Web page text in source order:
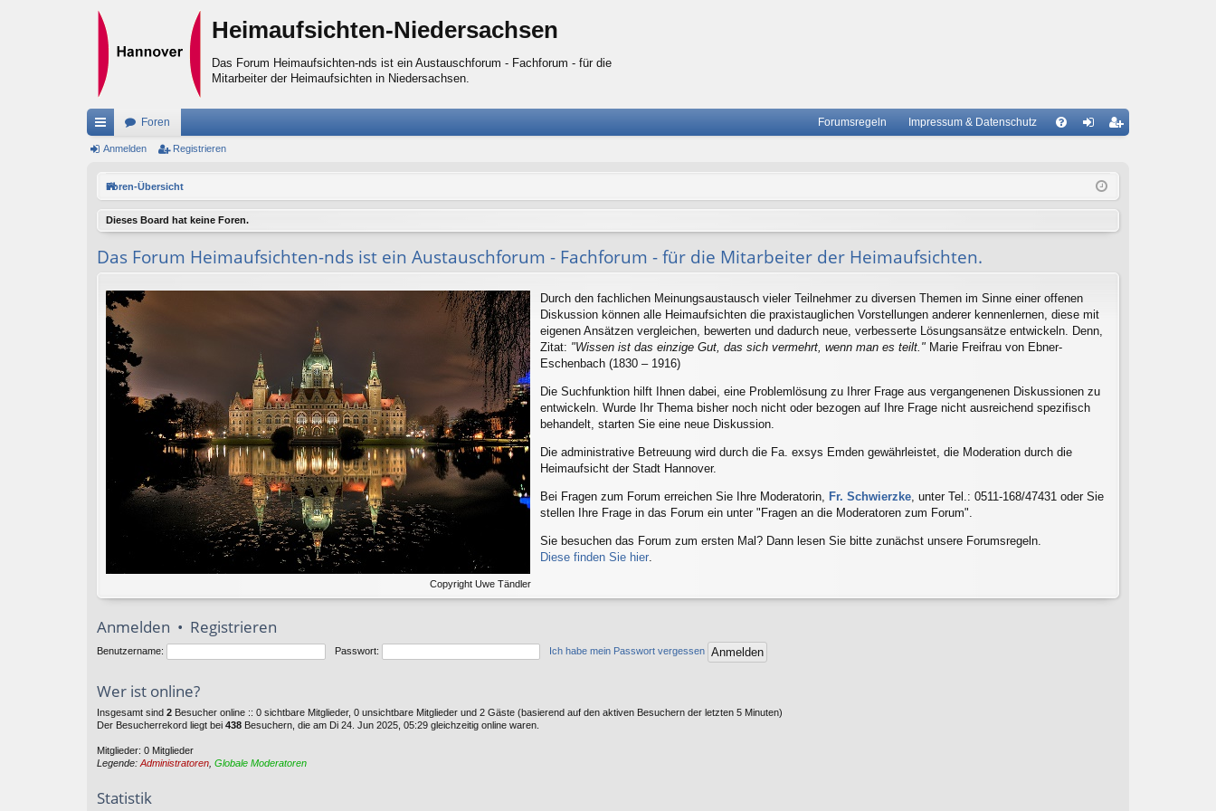
Heimaufsichten-Niedersachsen
Das Forum Heimaufsichten-nds ist ein Austauschforum - Fachforum - für die
Mitarbeiter der Heimaufsichten in Niedersachsen.
S
ch
llz
ug
riff
Foren Forumsregeln Impressum & Datenschutz
el
de
ist
rie
re
Anmelden Registrieren
Foren-Übersicht
Dieses Board hat keine Foren.
Das Forum Heimaufsichten-nds ist ein Austauschforum - Fachforum - für die Mitarbeiter der Heimaufsichten.
Copyright Uwe Tändler
Durch den fachlichen Meinungsaustausch vieler Teilnehmer zu diversen Themen im Sinne einer offenen
Diskussion können alle Heimaufsichten die praxistauglichen Vorstellungen anderer kennenlernen, diese mit
eigenen Ansätzen vergleichen, bewerten und dadurch neue, verbesserte Lösungsansätze entwickeln. Denn,
Zitat: "Wissen ist das einzige Gut, das sich vermehrt, wenn man es teilt." Marie Freifrau von Ebner-
Eschenbach (1830 – 1916)
Die Suchfunktion hilft Ihnen dabei, eine Problemlösung zu Ihrer Frage aus vergangenenen Diskussionen zu
entwickeln. Wurde Ihr Thema bisher noch nicht oder bezogen auf Ihre Frage nicht ausreichend spezifisch
behandelt, starten Sie eine neue Diskussion.
Die administrative Betreuung wird durch die Fa. exsys Emden gewährleistet, die Moderation durch die
Heimaufsicht der Stadt Hannover.
Bei Fragen zum Forum erreichen Sie Ihre Moderatorin, Fr. Schwierzke , unter Tel.: 0511-168/47431 oder Sie
stellen Ihre Frage in das Forum ein unter "Fragen an die Moderatoren zum Forum".
Sie besuchen das Forum zum ersten Mal? Dann lesen Sie bitte zunächst unsere Forumsregeln.
Diese finden Sie hier
Anmelden • Registrieren
Benutzername: Passwort: Ich habe mein Passwort vergessen
Wer ist online?
Insgesamt sind 2 Besucher online :: 0 sichtbare Mitglieder, 0 unsichtbare Mitglieder und 2 Gäste (basierend auf den aktiven Besuchern der letzten 5 Minuten)
Der Besucherrekord liegt bei 438 Besuchern, die am Di 24. Jun 2025, 05:29 gleichzeitig online waren.
Mitglieder: 0 Mitglieder
Legende: Administratoren Globale Moderatoren
Statistik